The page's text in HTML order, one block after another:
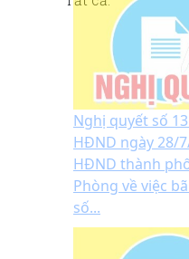
Nghị quyết số
HĐND ngày 28/
HĐND thành
Phòng về việc
số...